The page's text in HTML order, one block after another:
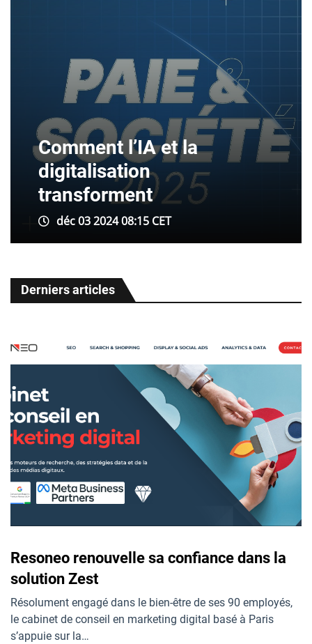
Comment l’IA et la
digitalisation
transforment
déc 03 2024 08:15 CET
Derniers articles
Resoneo renouvelle sa confiance dans la
solution Zest
Résolument engagé dans le bien-être de ses 90 employés,
le cabinet de conseil en marketing digital basé à Paris
s’appuie sur la…